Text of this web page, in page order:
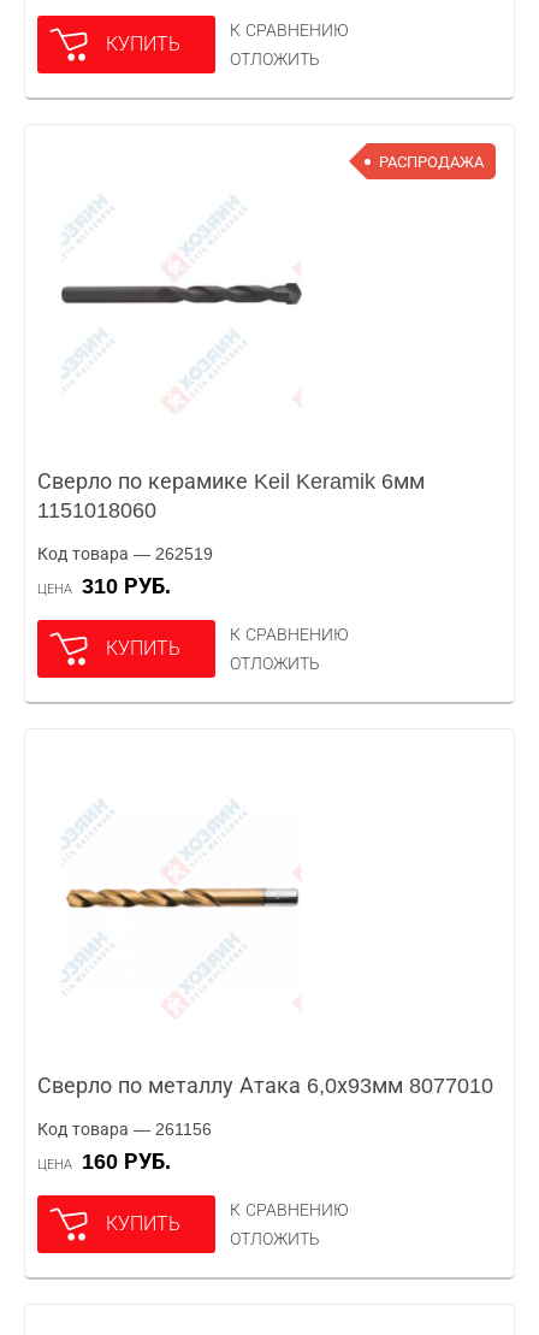
КУПИТЬ
К СРАВНЕНИЮ
ОТЛОЖИТЬ
РАСПРОДАЖА
Сверло по керамике Keil Keramik 6мм
1151018060
Код товара — 262519
ЦЕНА 310 РУБ.
КУПИТЬ
К СРАВНЕНИЮ
ОТЛОЖИТЬ
Сверло по металлу Атака 6,0х93мм 8077010
Код товара — 261156
ЦЕНА 160 РУБ.
КУПИТЬ
К СРАВНЕНИЮ
ОТЛОЖИТЬ